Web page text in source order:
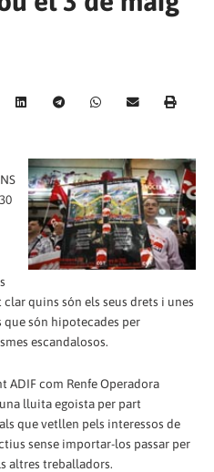
quins són els seus drets i unes
són hipotecades per
escandalosos.
ADIF com Renfe Operadora
lluita egoista per part
que vetllen pels interessos de
sense importar-los passar per
altres treballadors.